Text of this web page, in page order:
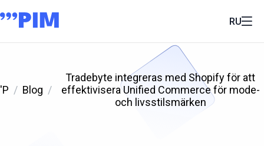
RU
'P Blog
Tradebyte integreras med Shopify för att
effektivisera Unified Commerce för mode-
och livsstilsmärken